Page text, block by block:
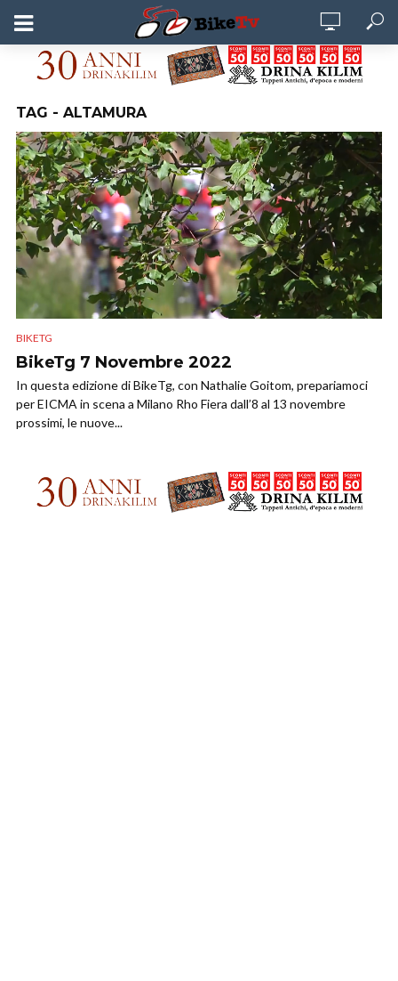
TAG - ALTAMURA
BIKETG
BikeTg 7 Novembre 2022
In questa edizione di BikeTg, con Nathalie Goitom, prepariamoci
per EICMA in scena a Milano Rho Fiera dall’8 al 13 novembre
prossimi, le nuove...